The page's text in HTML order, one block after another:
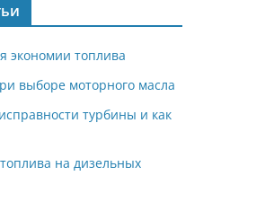
экономии топлива
выборе моторного масла
турбины и как
на дизельных